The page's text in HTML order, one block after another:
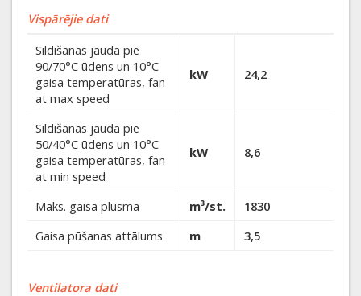
Vispārējie dati
Sildīšanas jauda pie
90/70°C ūdens un 10°C
gaisa temperatūras, fan
at max speed
kW 24,2
Sildīšanas jauda pie
50/40°C ūdens un 10°C
gaisa temperatūras, fan
at min speed
kW 8,6
Maks. gaisa plūsma m³/st.
1830
Gaisa pūšanas attālums
m 3,5
Ventilatora dati